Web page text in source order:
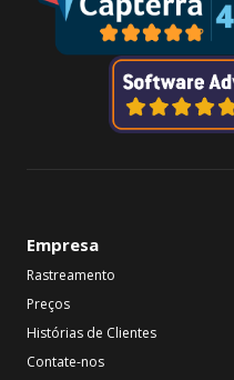
Empresa
Rastreamento
Preços
Histórias de Clientes
Contate-nos